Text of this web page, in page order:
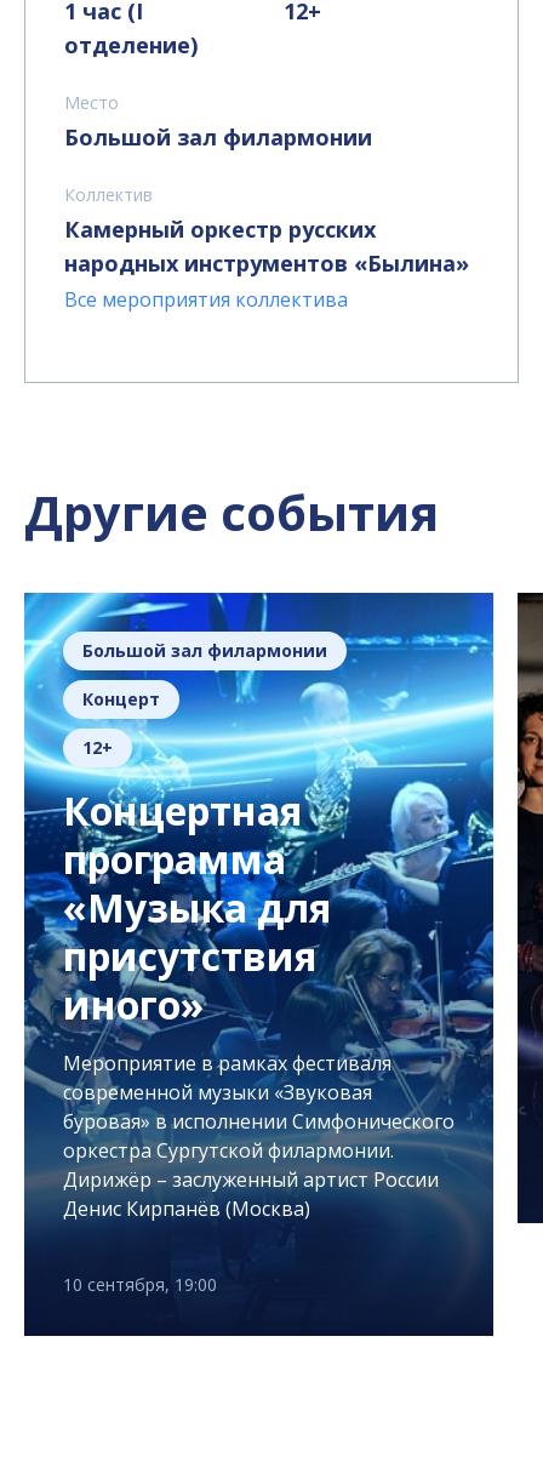
1 час (I
отделение)
12+
Место
Большой зал филармонии
Коллектив
Камерный оркестр русских
народных инструментов «Былина»
Все мероприятия коллектива
Другие события
Большой зал филармонии
Концерт
12+
Концертная
программа
«Музыка для
присутствия
иного»
Мероприятие в рамках фестиваля
современной музыки «Звуковая
буровая» в исполнении Симфонического
оркестра Сургутской филармонии.
Дирижёр – заслуженный артист России
Денис Кирпанёв (Москва)
10 сентября, 19:00